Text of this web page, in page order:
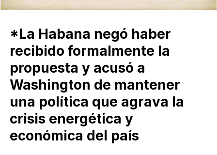
*La Habana negó haber
recibido formalmente la
propuesta y acusó a
Washington de mantener
una política que agrava la
crisis energética y
económica del país